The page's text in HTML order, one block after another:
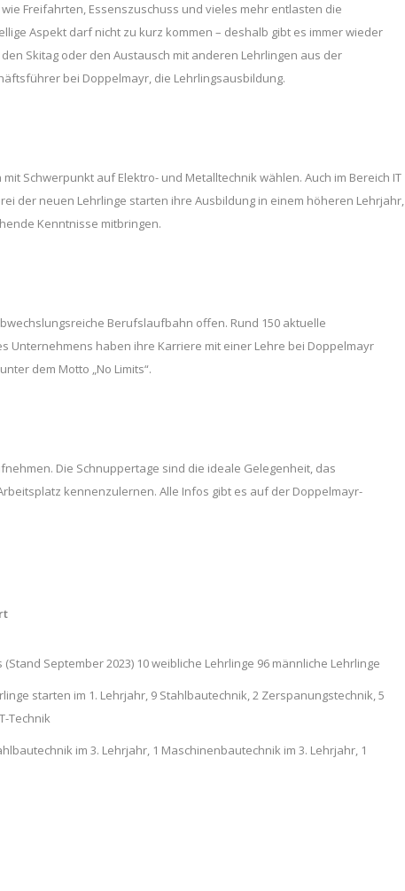
Freifahrten, Essenszuschuss und vieles mehr entlasten die
Aspekt darf nicht zu kurz kommen – deshalb gibt es immer wieder
Skitag oder den Austausch mit anderen Lehrlingen aus der
bei Doppelmayr, die Lehrlingsausbildung.
Schwerpunkt auf Elektro- und Metalltechnik wählen. Auch im Bereich IT
der neuen Lehrlinge starten ihre Ausbildung in einem höheren Lehrjahr,
Kenntnisse mitbringen.
Berufslaufbahn offen. Rund 150 aktuelle
Unternehmens haben ihre Karriere mit einer Lehre bei Doppelmayr
dem Motto „No Limits“.
Die Schnuppertage sind die ideale Gelegenheit, das
kennenzulernen. Alle Infos gibt es auf der Doppelmayr-
September 2023) 10 weibliche Lehrlinge 96 männliche Lehrlinge
starten im 1. Lehrjahr, 9 Stahlbautechnik, 2 Zerspanungstechnik, 5
Technik
im 3. Lehrjahr, 1 Maschinenbautechnik im 3. Lehrjahr, 1